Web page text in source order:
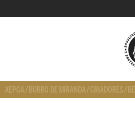
AEPGA/ BURRO DE MIRANDA/CRIADORES/